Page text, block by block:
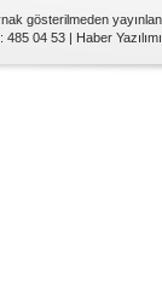
gösterilmeden
485 04 53 | Haber Yazılımı